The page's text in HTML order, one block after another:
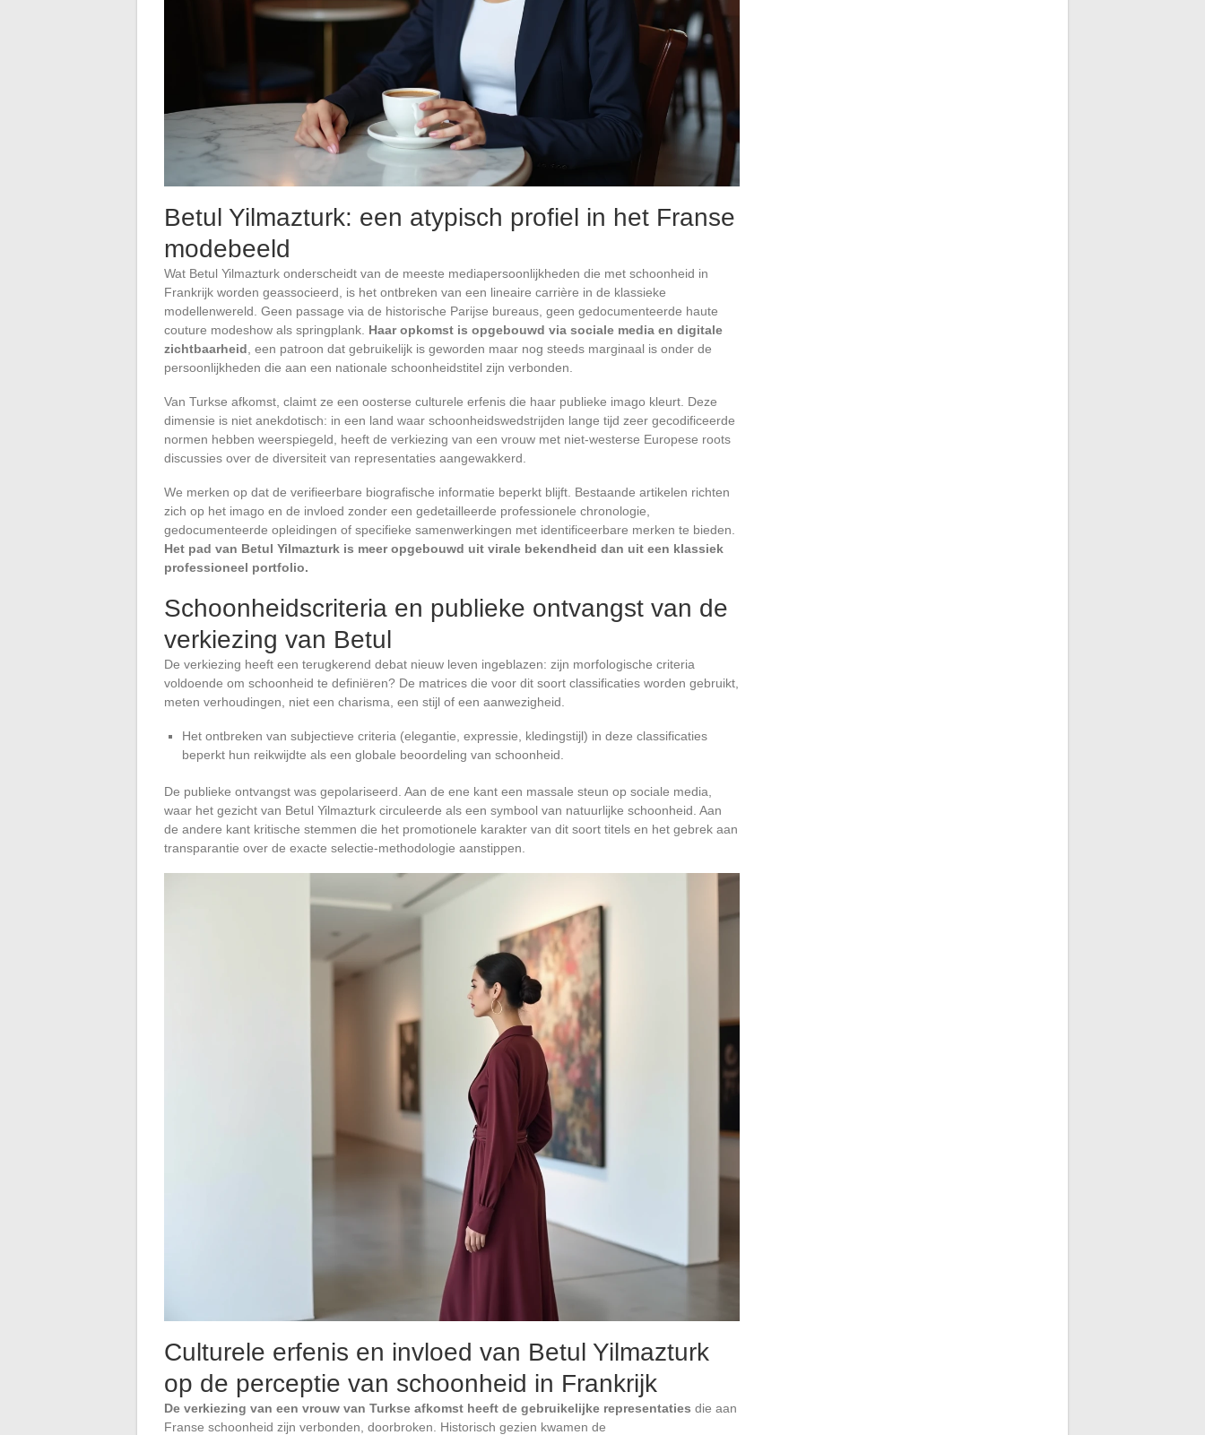
Betul Yilmazturk: een atypisch profiel in het Franse
modebeeld
Wat Betul Yilmazturk onderscheidt van de meeste mediapersoonlijkheden die met schoonheid in
Frankrijk worden geassocieerd, is het ontbreken van een lineaire carrière in de klassieke
modellenwereld. Geen passage via de historische Parijse bureaus, geen gedocumenteerde haute
couture modeshow als springplank. Haar opkomst is opgebouwd via sociale media en digitale
zichtbaarheid, een patroon dat gebruikelijk is geworden maar nog steeds marginaal is onder de
persoonlijkheden die aan een nationale schoonheidstitel zijn verbonden.
Van Turkse afkomst, claimt ze een oosterse culturele erfenis die haar publieke imago kleurt. Deze
dimensie is niet anekdotisch: in een land waar schoonheidswedstrijden lange tijd zeer gecodificeerde
normen hebben weerspiegeld, heeft de verkiezing van een vrouw met niet-westerse Europese roots
discussies over de diversiteit van representaties aangewakkerd.
We merken op dat de verifieerbare biografische informatie beperkt blijft. Bestaande artikelen richten
zich op het imago en de invloed zonder een gedetailleerde professionele chronologie,
gedocumenteerde opleidingen of specifieke samenwerkingen met identificeerbare merken te bieden.
Het pad van Betul Yilmazturk is meer opgebouwd uit virale bekendheid dan uit een klassiek
professioneel portfolio.
Schoonheidscriteria en publieke ontvangst van de
verkiezing van Betul
De verkiezing heeft een terugkerend debat nieuw leven ingeblazen: zijn morfologische criteria
voldoende om schoonheid te definiëren? De matrices die voor dit soort classificaties worden gebruikt,
meten verhoudingen, niet een charisma, een stijl of een aanwezigheid.
Het ontbreken van subjectieve criteria (elegantie, expressie, kledingstijl) in deze classificaties
beperkt hun reikwijdte als een globale beoordeling van schoonheid.
De publieke ontvangst was gepolariseerd. Aan de ene kant een massale steun op sociale media,
waar het gezicht van Betul Yilmazturk circuleerde als een symbool van natuurlijke schoonheid. Aan
de andere kant kritische stemmen die het promotionele karakter van dit soort titels en het gebrek aan
transparantie over de exacte selectie-methodologie aanstippen.
Culturele erfenis en invloed van Betul Yilmazturk
op de perceptie van schoonheid in Frankrijk
De verkiezing van een vrouw van Turkse afkomst heeft de gebruikelijke representaties die aan
Franse schoonheid zijn verbonden, doorbroken. Historisch gezien kwamen de